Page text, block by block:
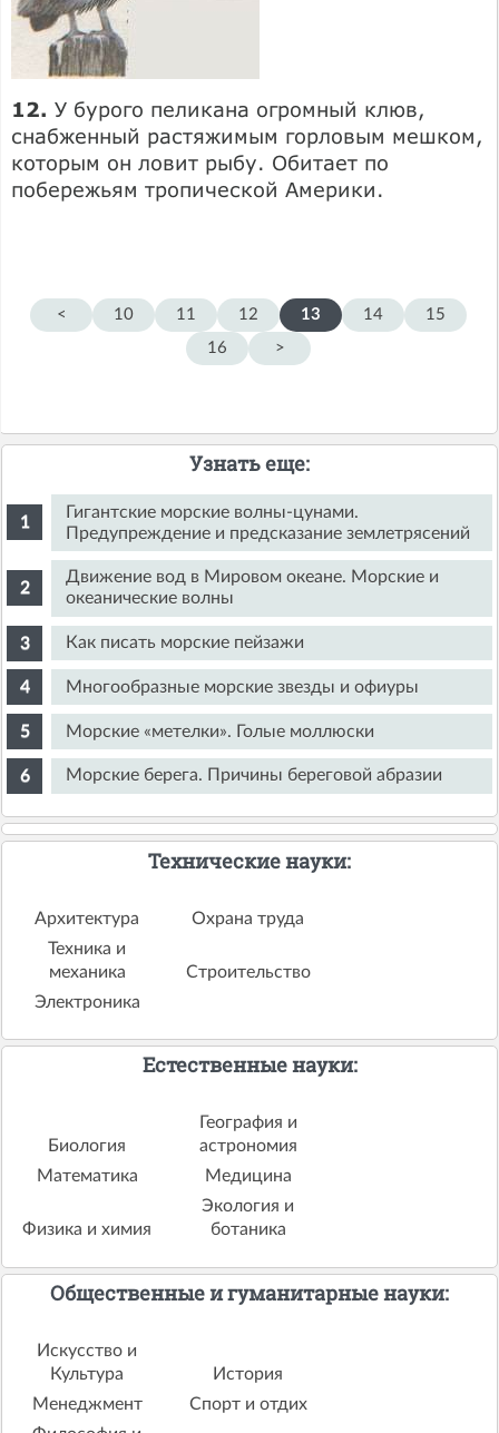
12. У бурого пеликана огромный клюв,
снабженный растяжимым горловым мешком,
которым он ловит рыбу. Обитает по
побережьям тропической Америки.
< 10 11 12 13 14
15
16
>
Узнать еще:
Гигантские морские волны-цунами.
Предупреждение и предсказание землетрясений
Движение вод в Мировом океане. Морские и
океанические волны
Как писать морские пейзажи
Многообразные морские звезды и офиуры
Морские «метелки». Голые моллюски
Морские берега. Причины береговой абразии
Технические науки:
Архитектура
Охрана труда
Техника и
механика
Строительство
Электроника
Естественные науки:
Биология
География и
астрономия
Математика
Медицина
Физика и химия
Экология и
ботаника
Общественные и гуманитарные науки:
Искусство и
Культура
История
Менеджмент
Спорт и отдих